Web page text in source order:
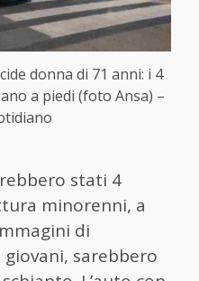
donna di 71 anni: i 4
a piedi (foto Ansa) –
stati 4
minorenni, a
di
sarebbero